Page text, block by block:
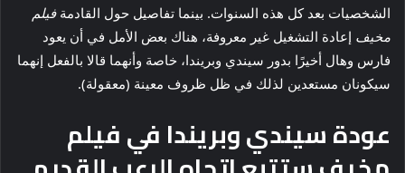
الشخصيات بعد كل هذه السنوات. بينما تفاصيل حول القادمة فيلم
مخيف إعادة التشغيل غير معروفة، هناك بعض الأمل في أن يعود
فارس وهال أخيرًا بدور سيندي وبريندا، خاصة وأنهما قالا بالفعل إنهما
سيكونان مستعدين لذلك في ظل ظروف معينة (معقولة).
عودة سيندي وبريندا في فيلم